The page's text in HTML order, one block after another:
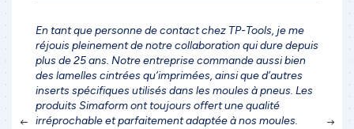
En tant que personne de contact chez TP-Tools, je me
réjouis pleinement de notre collaboration qui dure depuis
plus de 25 ans. Notre entreprise commande aussi bien
des lamelles cintrées qu’imprimées, ainsi que d’autres
inserts spécifiques utilisés dans les moules à pneus. Les
produits Simaform ont toujours offert une qualité
irréprochable et parfaitement adaptée à nos moules.